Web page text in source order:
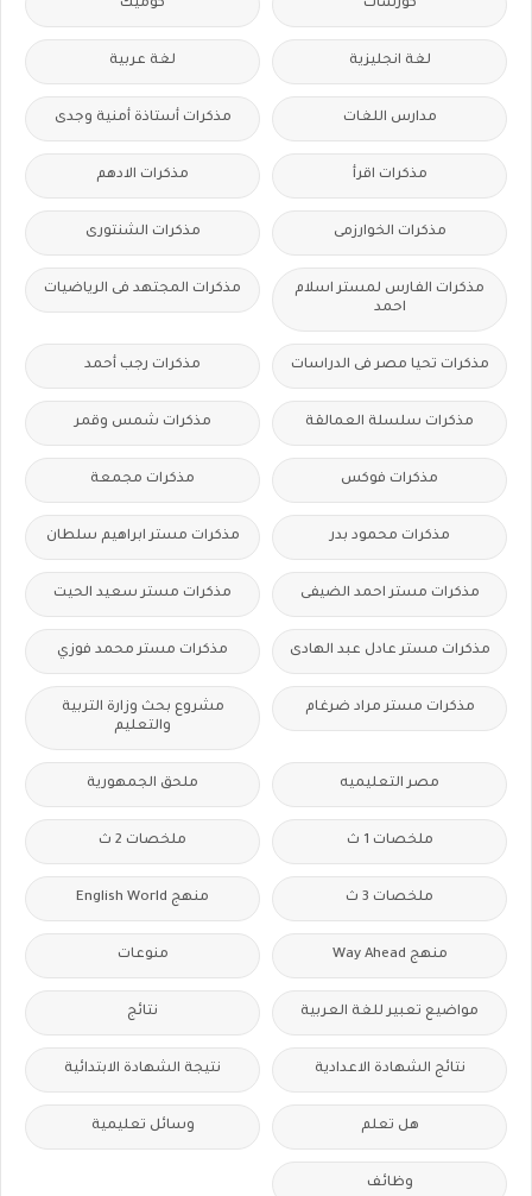
كورسات كوميك
لغة انجليزية لغة عربية
مدارس اللغات مذكرات أستاذة أمنية وجدى
مذكرات اقرأ مذكرات الادهم
مذكرات الخوارزمى مذكرات الشنتورى
مذكرات الفارس لمستر اسلام
احمد
مذكرات المجتهد فى الرياضيات
مذكرات تحيا مصر فى الدراسات مذكرات رجب أحمد
مذكرات سلسلة العمالقة مذكرات شمس وقمر
مذكرات فوكس مذكرات مجمعة
مذكرات محمود بدر مذكرات مستر ابراهيم سلطان
مذكرات مستر احمد الضيفى مذكرات مستر سعيد الحيت
مذكرات مستر عادل عبد الهادى مذكرات مستر محمد فوزي
مذكرات مستر مراد ضرغام
مشروع بحث وزارة التربية
والتعليم
مصر التعليميه ملحق الجمهورية
ملخصات 1 ث ملخصات 2 ث
ملخصات 3 ث منهج English World
منهج Way Ahead منوعات
مواضيع تعبير للغة العربية نتائج
نتائج الشهادة الاعدادية نتيجة الشهادة الابتدائية
هل تعلم وسائل تعليمية
وظائف